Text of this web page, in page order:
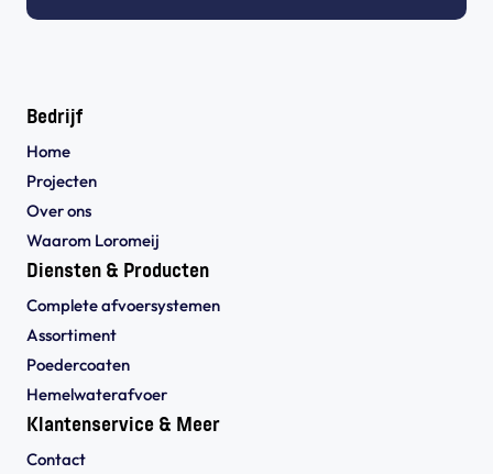
Bedrijf
Home
Projecten
Over ons
Waarom Loromeij
Diensten & Producten
Complete afvoersystemen
Assortiment
Poedercoaten
Hemelwaterafvoer
Klantenservice & Meer
Contact